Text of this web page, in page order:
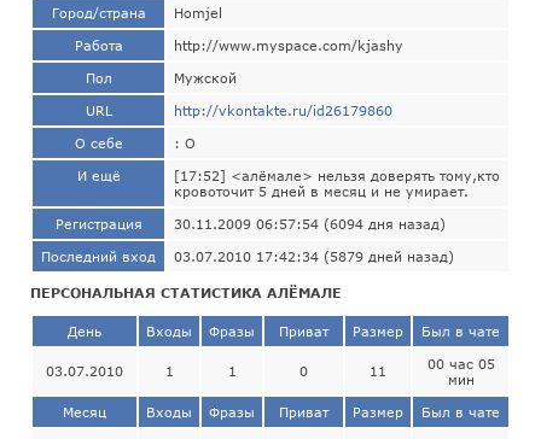
Город/страна Homjel
Работа http://www.myspace.com/kjashy
Пол Мужской
URL http://vkontakte.ru/id26179860
О себе : O
И ещё
[17:52] <алёмале> нельзя доверять тому,кто
кровоточит 5 дней в месяц и не умирает.
Регистрация 30.11.2009 06:57:54 (6094 дня назад)
Последний вход 03.07.2010 17:42:34 (5879 дней назад)
ПЕРСОНАЛЬНАЯ СТАТИСТИКА АЛЁМАЛЕ
День Входы Фразы Приват Размер Был в чате
03.07.2010 1 1 0 11
00 час 05
мин
Месяц Входы Фразы Приват Размер Был в чате